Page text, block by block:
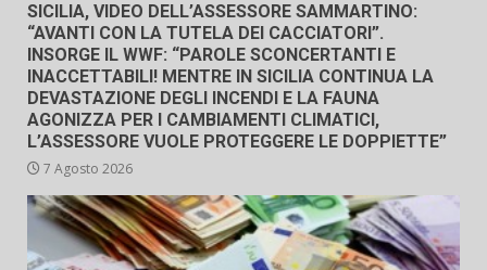
SICILIA, VIDEO DELL’ASSESSORE SAMMARTINO:
“AVANTI CON LA TUTELA DEI CACCIATORI”.
INSORGE IL WWF: “PAROLE SCONCERTANTI E
INACCETTABILI! MENTRE IN SICILIA CONTINUA LA
DEVASTAZIONE DEGLI INCENDI E LA FAUNA
AGONIZZA PER I CAMBIAMENTI CLIMATICI,
L’ASSESSORE VUOLE PROTEGGERE LE DOPPIETTE”
7 Agosto 2026